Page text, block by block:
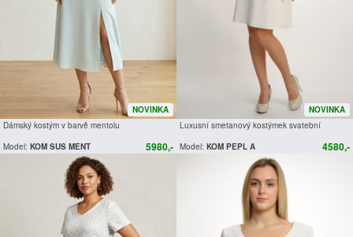
NOVINKA
Dámský kostým v barvě mentolu
Model: KOM SUS MENT 5980,-
NOVINKA
Luxusní smetanový kostýmek svatební
Model: KOM PEPL A 4580,-